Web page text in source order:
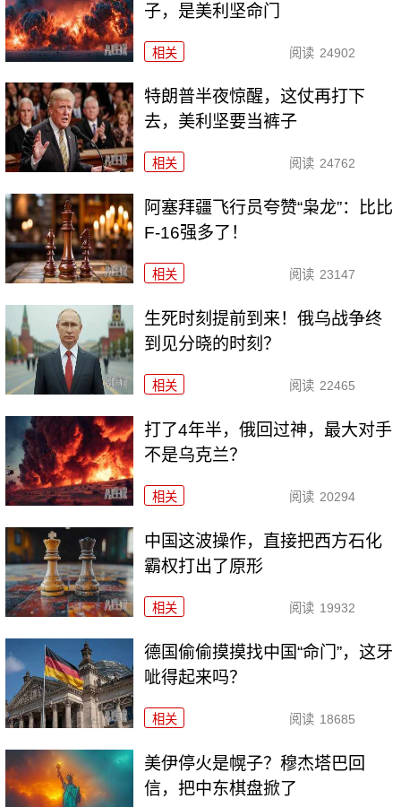
子，是美利坚命门
相关 阅读 24902
特朗普半夜惊醒，这仗再打下
去，美利坚要当裤子
相关 阅读 24762
阿塞拜疆飞行员夸赞“枭龙”：比比
F-16强多了！
相关 阅读 23147
生死时刻提前到来！俄乌战争终
到见分晓的时刻？
相关 阅读 22465
打了4年半，俄回过神，最大对手
不是乌克兰？
相关 阅读 20294
中国这波操作，直接把西方石化
霸权打出了原形
相关 阅读 19932
德国偷偷摸摸找中国“命门”，这牙
呲得起来吗？
相关 阅读 18685
美伊停火是幌子？穆杰塔巴回
信，把中东棋盘掀了